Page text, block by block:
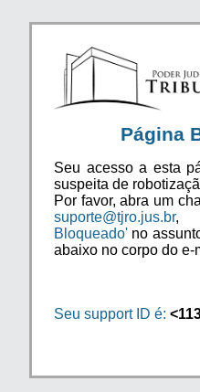
Página
Seu acesso a esta
suspeita de
Por favor, abra um
suporte@tjro.jus.br,
Bloqueado' no
abaixo no corpo do e-
Seu support ID é: